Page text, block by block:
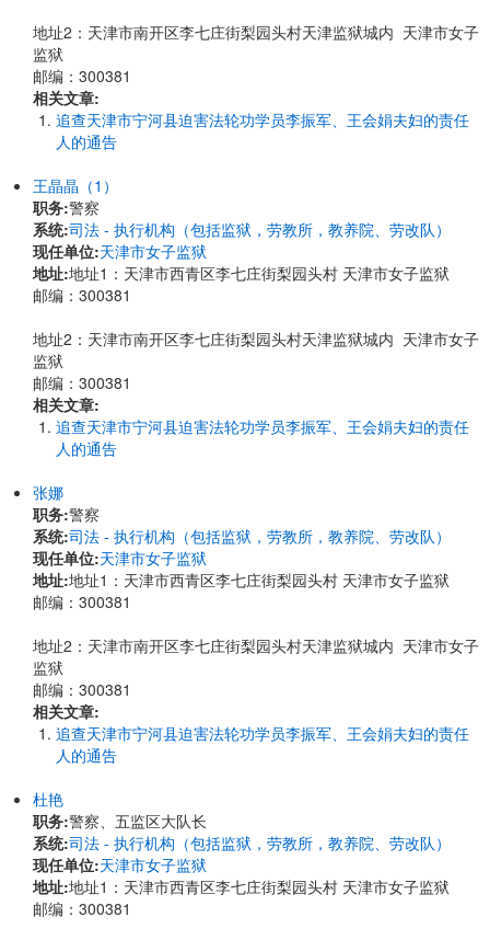
地址2：天津市南开区李七庄街梨园头村天津监狱城内 天津市女子
监狱
邮编：300381
相关文章:
追查天津市宁河县迫害法轮功学员李振军、王会娟夫妇的责任
人的通告
王晶晶（1）
职务:警察
系统:司法 - 执行机构（包括监狱，劳教所，教养院、劳改队）
现任单位:天津市女子监狱
地址:地址1：天津市西青区李七庄街梨园头村 天津市女子监狱
邮编：300381
地址2：天津市南开区李七庄街梨园头村天津监狱城内 天津市女子
监狱
邮编：300381
相关文章:
追查天津市宁河县迫害法轮功学员李振军、王会娟夫妇的责任
人的通告
张娜
职务:警察
系统:司法 - 执行机构（包括监狱，劳教所，教养院、劳改队）
现任单位:天津市女子监狱
地址:地址1：天津市西青区李七庄街梨园头村 天津市女子监狱
邮编：300381
地址2：天津市南开区李七庄街梨园头村天津监狱城内 天津市女子
监狱
邮编：300381
相关文章:
追查天津市宁河县迫害法轮功学员李振军、王会娟夫妇的责任
人的通告
杜艳
职务:警察、五监区大队长
系统:司法 - 执行机构（包括监狱，劳教所，教养院、劳改队）
现任单位:天津市女子监狱
地址:地址1：天津市西青区李七庄街梨园头村 天津市女子监狱
邮编：300381